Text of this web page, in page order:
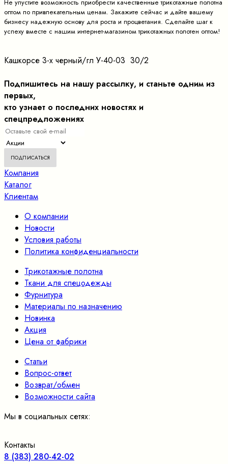
Не упустите возможность приобрести качественные трикотажные полотна
оптом по привлекательным ценам. Закажите сейчас и дайте вашему
бизнесу надежную основу для роста и процветания. Сделайте шаг к
успеху вместе с нашим интернет-магазином трикотажных полотен оптом!
Кашкорсе 3-х черный/гл У-40-03 30/2
Подпишитесь на нашу рассылку, и станьте одним из
первых,
кто узнает о последних новостях и
спецпредложениях
Компания
Каталог
Клиентам
О компании
Новости
Условия работы
Политика конфиденциальности
Трикотажные полотна
Ткани для спецодежды
Фурнитура
Материалы по назначению
Новинка
Акция
Цена от фабрики
Статьи
Вопрос-ответ
Возврат/обмен
Возможности сайта
Мы в социальных сетях:
Контакты
8 (383) 280-42-02